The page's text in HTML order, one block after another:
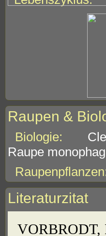
Raupen &
Biologie:
Raupe
Literaturzitat